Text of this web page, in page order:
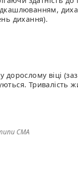
дихання).
віці
Тривалість
СМА